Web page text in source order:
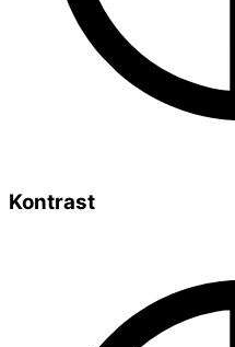
Kontrast